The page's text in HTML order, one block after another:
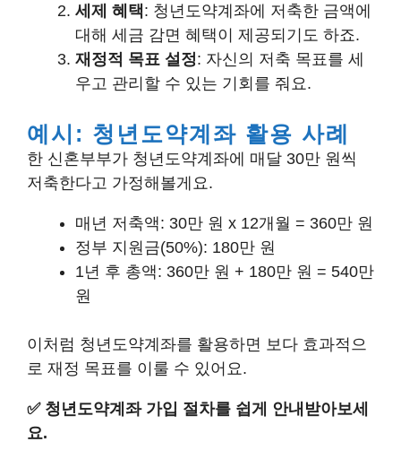
세제 혜택: 청년도약계좌에 저축한 금액에
대해 세금 감면 혜택이 제공되기도 하죠.
재정적 목표 설정: 자신의 저축 목표를 세
우고 관리할 수 있는 기회를 줘요.
예시: 청년도약계좌 활용 사례
한 신혼부부가 청년도약계좌에 매달 30만 원씩
저축한다고 가정해볼게요.
매년 저축액: 30만 원 x 12개월 = 360만 원
정부 지원금(50%): 180만 원
1년 후 총액: 360만 원 + 180만 원 = 540만
원
이처럼 청년도약계좌를 활용하면 보다 효과적으
로 재정 목표를 이룰 수 있어요.
✅ 청년도약계좌 가입 절차를 쉽게 안내받아보세
요.